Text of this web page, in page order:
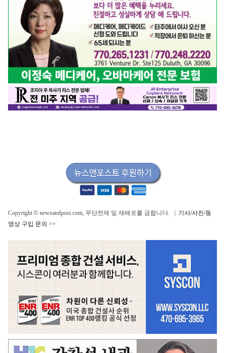
Copyright © newsandpost.com, 무단전제 및 재배포를 금합니다. | 기사/사진/동
영상 구입 문의 >>